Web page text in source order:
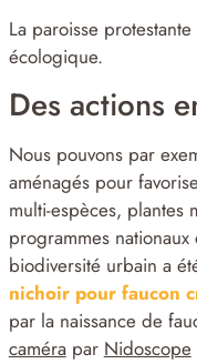
La paroisse
écologique.
Des actions
Nous pouvons par
aménagés pour
multi-espèces,
programmes
biodiversité urbain a
nichoir pour faucon
par la naissance de
camérapar Nidoscope